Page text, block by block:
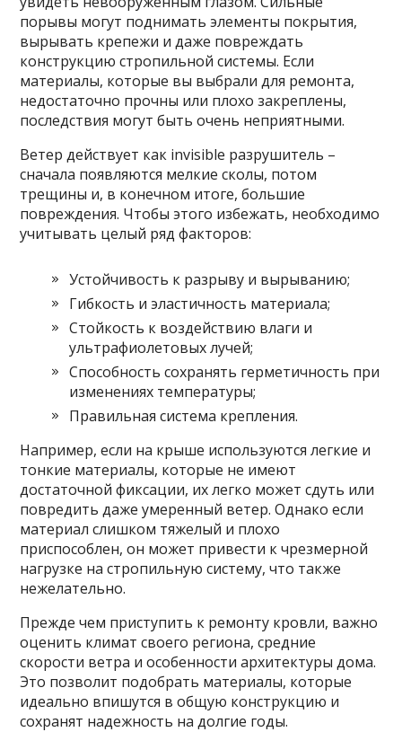
порывы могут поднимать элементы покрытия,
вырывать крепежи и даже повреждать
конструкцию стропильной системы. Если
материалы, которые вы выбрали для ремонта,
недостаточно прочны или плохо закреплены,
последствия могут быть очень неприятными.
Ветер действует как invisible разрушитель –
сначала появляются мелкие сколы, потом
трещины и, в конечном итоге, большие
повреждения. Чтобы этого избежать, необходимо
учитывать целый ряд факторов:
Устойчивость к разрыву и вырыванию;
Гибкость и эластичность материала;
Стойкость к воздействию влаги и
ультрафиолетовых лучей;
Способность сохранять герметичность при
изменениях температуры;
Правильная система крепления.
Например, если на крыше используются легкие и
тонкие материалы, которые не имеют
достаточной фиксации, их легко может сдуть или
повредить даже умеренный ветер. Однако если
материал слишком тяжелый и плохо
приспособлен, он может привести к чрезмерной
нагрузке на стропильную систему, что также
нежелательно.
Прежде чем приступить к ремонту кровли, важно
оценить климат своего региона, средние
скорости ветра и особенности архитектуры дома.
Это позволит подобрать материалы, которые
идеально впишутся в общую конструкцию и
сохранят надежность на долгие годы.